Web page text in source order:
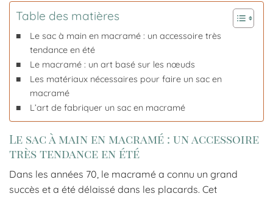
Table des matières
Le sac à main en macramé : un accessoire très
tendance en été
Le macramé : un art basé sur les nœuds
Les matériaux nécessaires pour faire un sac en
macramé
L’art de fabriquer un sac en macramé
Le sac à main en macramé : un accessoire
très tendance en été
Dans les années 70, le macramé a connu un grand
succès et a été délaissé dans les placards. Cet